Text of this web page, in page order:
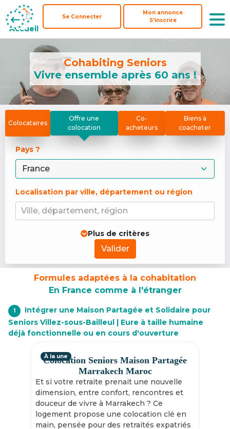
Accueil
Se Connecter
Mon annonce
S'inscrire
Accueil
Se Connecter
Mon annonce
S'inscrire
Cohabiting Seniors
Vivre ensemble après 60 ans !
Colocataires
Offre une
colocation
Co-
acheteurs
Biens à
coacheter
Pays ?
Localisation par ville, département ou région
Ville, département, région
Plus de critères
Valider
Formules adaptées à la cohabitation
En France comme à l'étranger
1
Intégrer une Maison Partagée et Solidaire pour
Seniors Villez-sous-Bailleul | Eure à taille humaine
déjà fonctionnelle ou en cours d'ouverture
Colocation Seniors Maison Partagée
Marrakech Maroc
Et si votre retraite prenait une nouvelle
dimension, entre confort, rencontres et
douceur de vivre à Marrakech ? Ce
logement propose une colocation clé en
main, pensée pour des retraités expatriés
À la une